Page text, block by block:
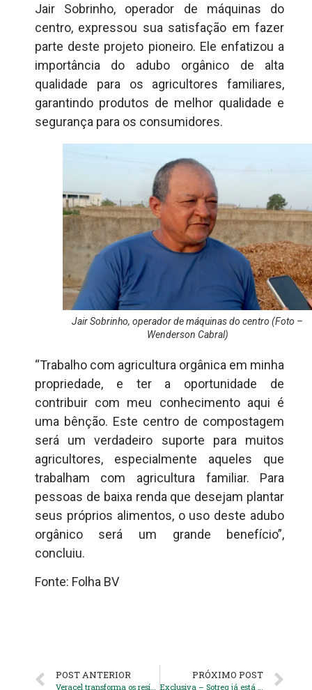
Jair Sobrinho, operador de máquinas do
centro, expressou sua satisfação em fazer
parte deste projeto pioneiro. Ele enfatizou a
importância do adubo orgânico de alta
qualidade para os agricultores familiares,
garantindo produtos de melhor qualidade e
segurança para os consumidores.
Jair Sobrinho, operador de máquinas do centro (Foto –
Wenderson Cabral)
“Trabalho com agricultura orgânica em minha
propriedade, e ter a oportunidade de
contribuir com meu conhecimento aqui é
uma bênção. Este centro de compostagem
será um verdadeiro suporte para muitos
agricultores, especialmente aqueles que
trabalham com agricultura familiar. Para
pessoas de baixa renda que desejam plantar
seus próprios alimentos, o uso deste adubo
orgânico será um grande benefício”,
concluiu.
Fonte: Folha BV
POST ANTERIOR
Veracel transforma os resíduos de sua fábrica em fertilizante orgânico
PRÓXIMO POST
Exclusiva – Sotreq já está confirmada no BioComForest 2024